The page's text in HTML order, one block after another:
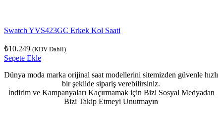
Swatch YVS423GC Erkek Kol Saati
₺10.249 (KDV Dahil)
Sepete Ekle
Dünya moda marka orijinal saat modellerini sitemizden güvenle hızlı
bir şekilde sipariş verebilirsiniz.
İndirim ve Kampanyaları Kaçırmamak için Bizi Sosyal Medyadan
Bizi Takip Etmeyi Unutmayın